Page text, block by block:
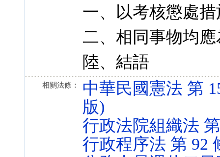
一、以考核懲處
二、相同事物均
陸、結語
相關法條：
中華民國憲法 第
版)
行政法院組織法
行政程序法 第 92